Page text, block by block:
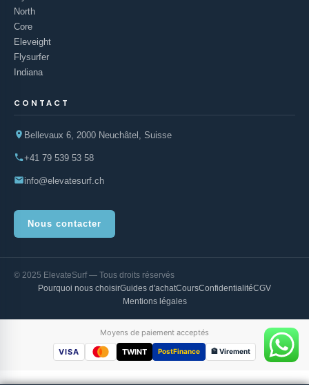
North
Core
Eleveight
Flysurfer
Indiana
CONTACT
Bellevaux 6, 2000 Neuchâtel, Suisse
+41 79 539 53 58
info@elevatesurf.ch
Nous contacter
© 2025 ElevateSurf — Tous droits réservés
Pourquoi nous choisirGuides d'achatCoursConfidentialitéCGV
Mentions légales
Moyens de paiement acceptés
VISA
TWINT PostFinance 🏦 Virement